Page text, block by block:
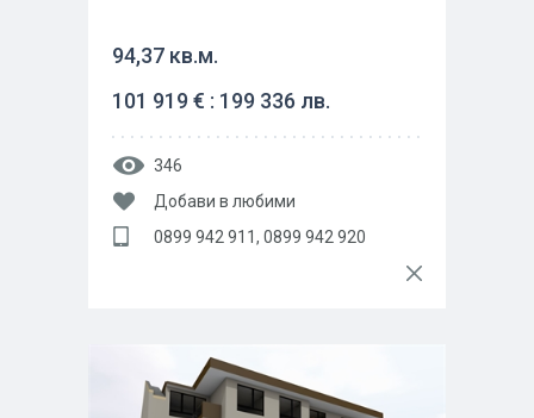
94,37 кв.м.
101 919 € : 199 336 лв.
346
Добави в любими
0899 942 911, 0899 942 920